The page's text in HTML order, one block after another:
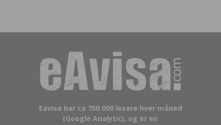
Eavisa har ca 750 000 lesere hver måned
(Google Analytic), og er en